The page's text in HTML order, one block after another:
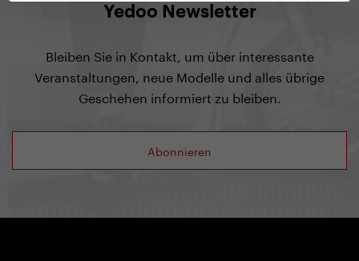
Yedoo Newsletter
Bleiben Sie in Kontakt, um über interessante
Veranstaltungen, neue Modelle und alles übrige
Geschehen informiert zu bleiben.
Abonnieren